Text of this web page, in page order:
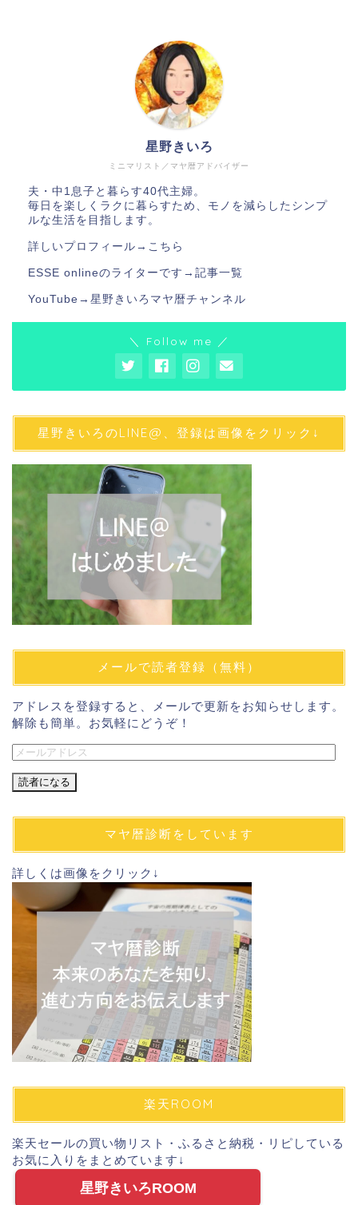
ミニマリスト／マヤ暦アドバイザー
星野きいろ
夫・中1息子と暮らす40代主婦。
毎日を楽しくラクに暮らすため、モノを減らしたシンプ
ルな生活を目指します。
詳しいプロフィール→ こちら
ESSE onlineのライターです→ 記事一覧
YouTube→ 星野きいろマヤ暦チャンネル
＼ Follow me ／
星野きいろのLINE@、登録は画像をクリック↓
メールで読者登録（無料）
アドレスを登録すると、メールで更新をお知らせします。
解除も簡単。お気軽にどうぞ！
メ
ル
ド
ス
マヤ暦診断をしています
詳しくは画像をクリック↓
楽天ROOM
楽天セールの買い物リスト・ふるさと納税・リピしている
お気に入りをまとめています↓
星野きいろROOM